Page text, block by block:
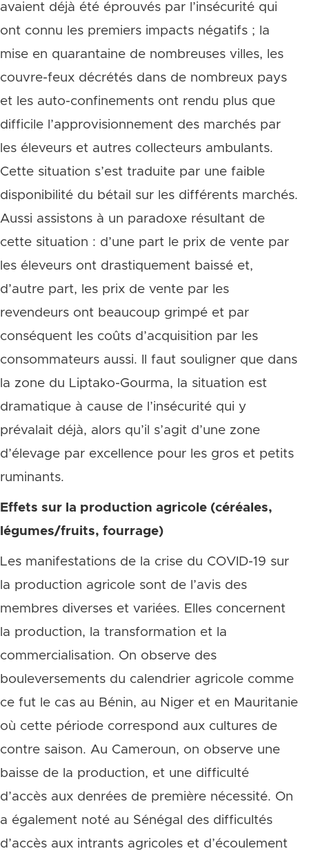
avaient déjà été éprouvés par l’insécurité qui
ont connu les premiers impacts négatifs ; la
mise en quarantaine de nombreuses villes, les
couvre-feux décrétés dans de nombreux pays
et les auto-confinements ont rendu plus que
difficile l’approvisionnement des marchés par
les éleveurs et autres collecteurs ambulants.
Cette situation s’est traduite par une faible
disponibilité du bétail sur les différents marchés.
Aussi assistons à un paradoxe résultant de
cette situation : d’une part le prix de vente par
les éleveurs ont drastiquement baissé et,
d’autre part, les prix de vente par les
revendeurs ont beaucoup grimpé et par
conséquent les coûts d’acquisition par les
consommateurs aussi. Il faut souligner que dans
la zone du Liptako-Gourma, la situation est
dramatique à cause de l’insécurité qui y
prévalait déjà, alors qu’il s’agit d’une zone
d’élevage par excellence pour les gros et petits
ruminants.
Effets sur la production agricole (céréales,
légumes/fruits, fourrage)
Les manifestations de la crise du COVID-19 sur
la production agricole sont de l’avis des
membres diverses et variées. Elles concernent
la production, la transformation et la
commercialisation. On observe des
bouleversements du calendrier agricole comme
ce fut le cas au Bénin, au Niger et en Mauritanie
où cette période correspond aux cultures de
contre saison. Au Cameroun, on observe une
baisse de la production, et une difficulté
d’accès aux denrées de première nécessité. On
a également noté au Sénégal des difficultés
d’accès aux intrants agricoles et d’écoulement